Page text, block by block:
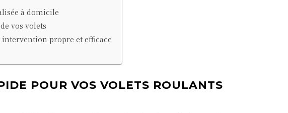
à domicile
vos volets
propre et efficace
POUR VOS VOLETS ROULANTS